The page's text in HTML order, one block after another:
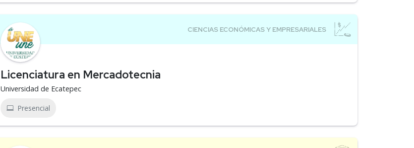
Licenciatura en Mercadotecnia
Universidad de Ecatepec
Presencial